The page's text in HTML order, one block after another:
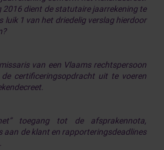
2016 dient de statutaire jaarrekening te
luik 1 van het driedelig verslag hierdoor
van een Vlaams rechtspersoon
certificeringsopdracht uit te voeren
toegang tot de afsprakennota,
aan de klant en rapporteringsdeadlines